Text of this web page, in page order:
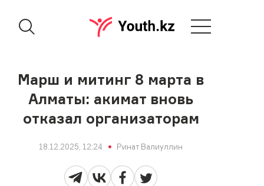
Марш и митинг 8 марта в
Алматы: акимат вновь
отказал организаторам
18.12.2025, 12:24 Ринат Валиуллин